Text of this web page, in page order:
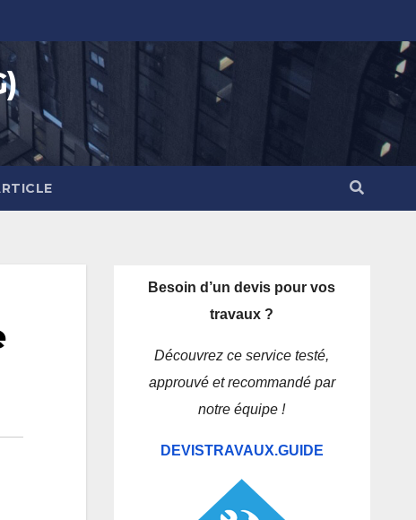
Besoin d’un devis pour vos
travaux ?
Découvrez ce service testé,
approuvé et recommandé par
notre équipe !
DEVISTRAVAUX.GUIDE